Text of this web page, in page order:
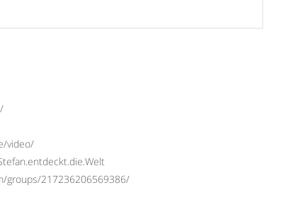
video/
groups/217236206569386/